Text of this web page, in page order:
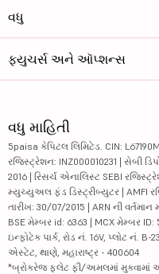
વધુ
ફ્યુચર્સ અને ઑપ્શન્સ
વધુ માહિતી
5paisa કેપિટલ લિમિટેડ. CIN:
રજિસ્ટ્રેશન: INZ000010231 | સેબી
2016 | રિસર્ચ એનાલિસ્ટ SEBI
મ્યુચ્યુઅલ ફંડ ડિસ્ટ્રીબ્યુટર | AMFI
તારીખ: 30/07/2015 | ARN ની
BSE મેમ્બર id: 6363 | MCX મેમ્બર
ઇન્ફોટેક પાર્ક, રોડ નં. 16V, પ્લોટ નં.
એસ્ટેટ, થાણે, મહારાષ્ટ્ર - 400604
*બ્રોકરેજ ફ્લેટ ફી/અમલમાં